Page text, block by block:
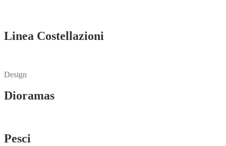
Linea Costellazioni
Design
Dioramas
Pesci